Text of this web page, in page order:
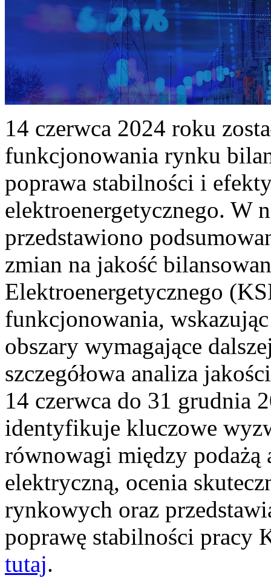
14 czerwca 2024 roku
funkcjonowania rynku
poprawa stabilności i
elektroenergetycznego. W
przedstawiono
zmian na jakość
Elektroenergetycznego
funkcjonowania,
obszary wymagające
szczegółowa analiza
14 czerwca do 31 grudnia
identyfikuje kluczowe
równowagi między podażą
elektryczną, ocenia
rynkowych oraz
poprawę stabilności pracy
tutaj.